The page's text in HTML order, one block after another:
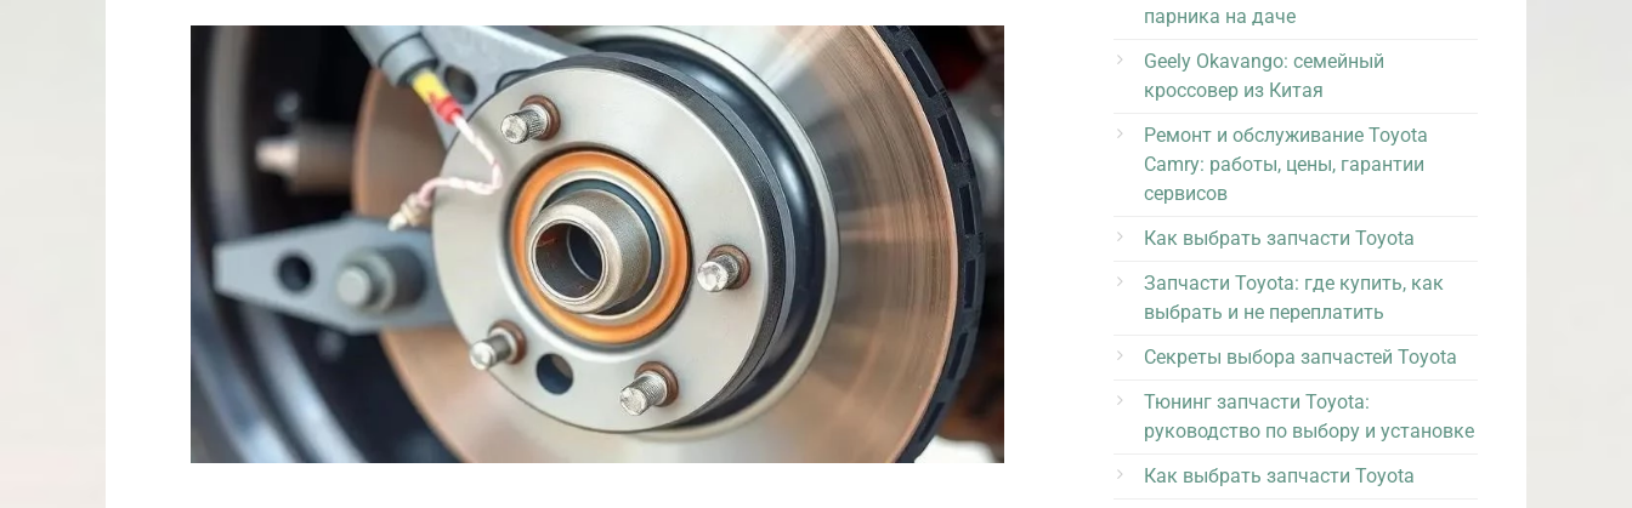
парника на даче
Geely Okavango: семейный
кроссовер из Китая
Ремонт и обслуживание Toyota
Camry: работы, цены, гарантии
сервисов
Как выбрать запчасти Toyota
Запчасти Toyota: где купить, как
выбрать и не переплатить
Секреты выбора запчастей Toyota
Тюнинг запчасти Toyota:
руководство по выбору и установке
Как выбрать запчасти Toyota